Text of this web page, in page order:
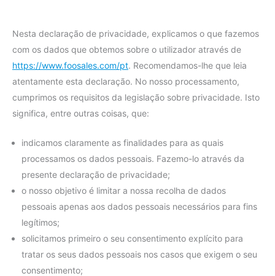
Nesta declaração de privacidade, explicamos o que fazemos
com os dados que obtemos sobre o utilizador através de
https://www.foosales.com/pt. Recomendamos-lhe que leia
atentamente esta declaração. No nosso processamento,
cumprimos os requisitos da legislação sobre privacidade. Isto
significa, entre outras coisas, que:
indicamos claramente as finalidades para as quais
processamos os dados pessoais. Fazemo-lo através da
presente declaração de privacidade;
o nosso objetivo é limitar a nossa recolha de dados
pessoais apenas aos dados pessoais necessários para fins
legítimos;
solicitamos primeiro o seu consentimento explícito para
tratar os seus dados pessoais nos casos que exigem o seu
consentimento;